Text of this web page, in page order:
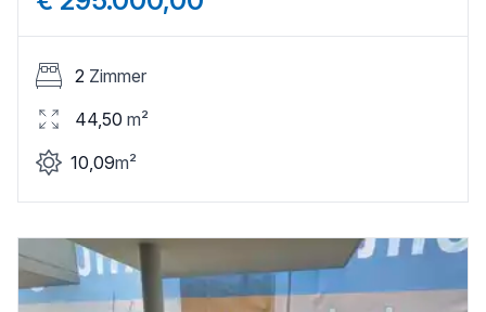
2 Zimmer
44,50 m²
10,09m²